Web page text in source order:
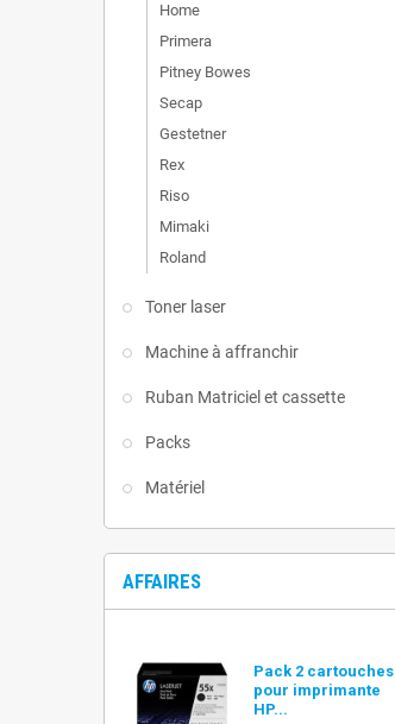
Home
Primera
Pitney Bowes
Secap
Gestetner
Rex
Riso
Mimaki
Roland
Toner laser
Machine à affranchir
Ruban Matriciel et cassette
Packs
Matériel
AFFAIRES
Pack 2 cartouches
pour imprimante
HP...